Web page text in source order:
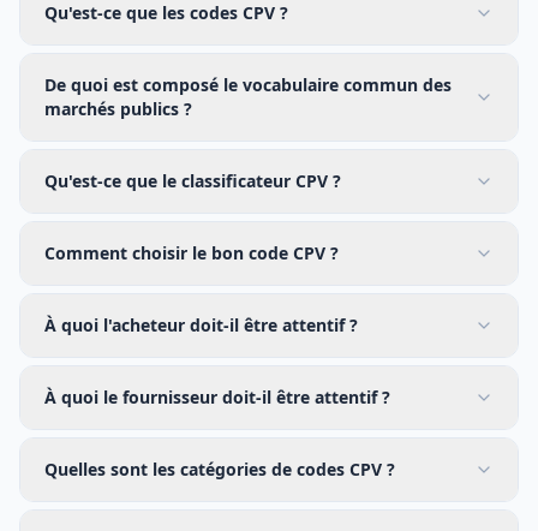
Qu'est-ce que les codes CPV ?
De quoi est composé le vocabulaire commun des
marchés publics ?
Qu'est-ce que le classificateur CPV ?
Comment choisir le bon code CPV ?
À quoi l'acheteur doit-il être attentif ?
À quoi le fournisseur doit-il être attentif ?
Quelles sont les catégories de codes CPV ?